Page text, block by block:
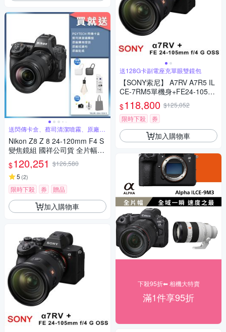
送閃傳卡盒、蔡司清潔噴霧、原廠提
袋等好禮
Nikon Z8 Z 8 24-120mm F4 S
變焦鏡組 國祥公司貨 全片幅無
反光鏡相機
$120,251 $126,580
5 (2)
限時下殺 券 贈品
加入購物車
送128G卡副電座充單眼雙鏡包
【SONY索尼】 A7RV A7R5 IL
CE-7RM5單機身+FE24-105m
m G (*(中文平輸)
$118,800 $125,052
限時下殺
券
加入購物車
下殺95折⬅︎ 相機大特賣
滿1件享95折